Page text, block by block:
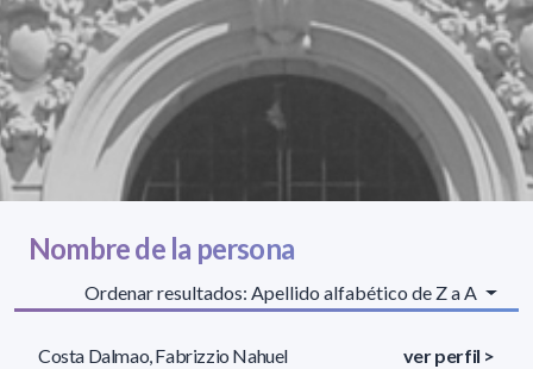
Nombre de la persona
Ordenar resultados: Apellido alfabético de Z a A
Costa Dalmao, Fabrizzio Nahuel ver perfil >